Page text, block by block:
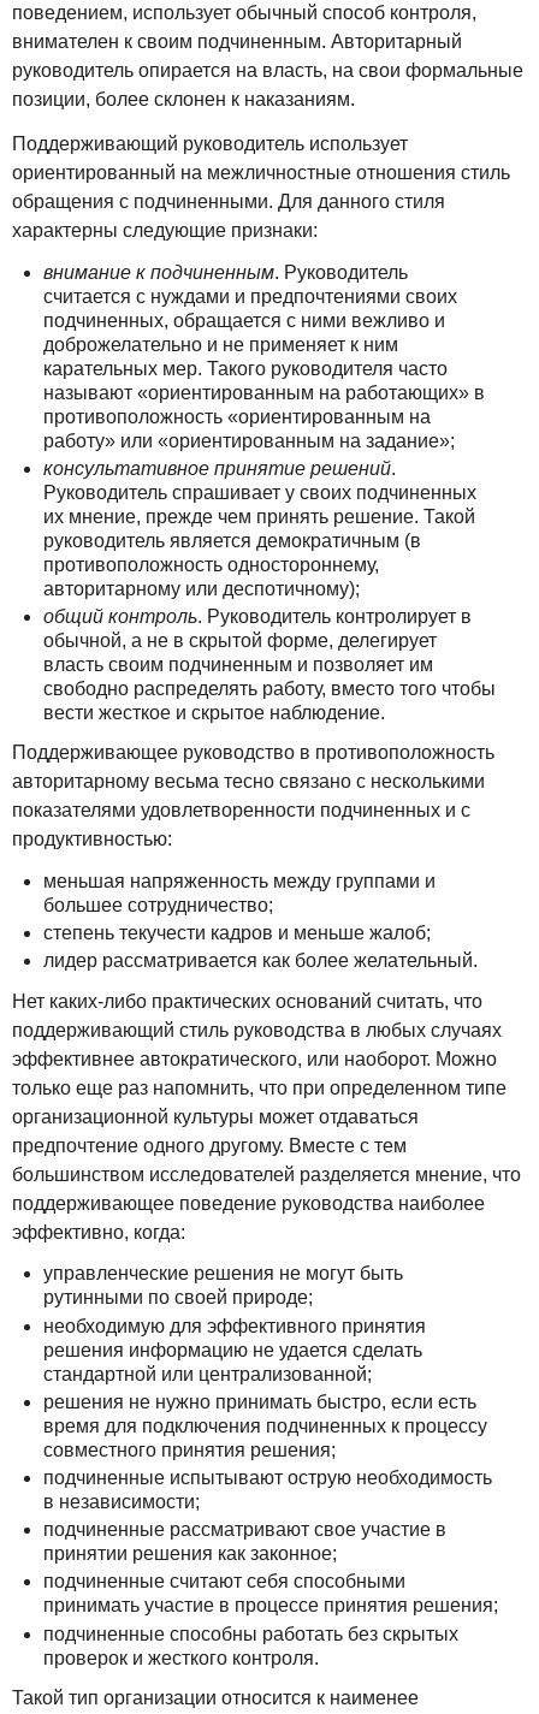
поведением, использует обычный способ контроля,
внимателен к своим подчиненным. Авторитарный
руководитель опирается на власть, на свои формальные
позиции, более склонен к наказаниям.
Поддерживающий руководитель использует
ориентированный на межличностные отношения стиль
обращения с подчиненными. Для данного стиля
характерны следующие признаки:
внимание к подчиненным. Руководитель
считается с нуждами и предпочтениями своих
подчиненных, обращается с ними вежливо и
доброжелательно и не применяет к ним
карательных мер. Такого руководителя часто
называют «ориентированным на работающих» в
противоположность «ориентированным на
работу» или «ориентированным на задание»;
консультативное принятие решений.
Руководитель спрашивает у своих подчиненных
их мнение, прежде чем принять решение. Такой
руководитель является демократичным (в
противоположность одностороннему,
авторитарному или деспотичному);
общий контроль. Руководитель контролирует в
обычной, а не в скрытой форме, делегирует
власть своим подчиненным и позволяет им
свободно распределять работу, вместо того чтобы
вести жесткое и скрытое наблюдение.
Поддерживающее руководство в противоположность
авторитарному весьма тесно связано с несколькими
показателями удовлетворенности подчиненных и с
продуктивностью:
меньшая напряженность между группами и
большее сотрудничество;
степень текучести кадров и меньше жалоб;
лидер рассматривается как более желательный.
Нет каких-либо практических оснований считать, что
поддерживающий стиль руководства в любых случаях
эффективнее автократического, или наоборот. Можно
только еще раз напомнить, что при определенном типе
организационной культуры может отдаваться
предпочтение одного другому. Вместе с тем
большинством исследователей разделяется мнение, что
поддерживающее поведение руководства наиболее
эффективно, когда:
управленческие решения не могут быть
рутинными по своей природе;
необходимую для эффективного принятия
решения информацию не удается сделать
стандартной или централизованной;
решения не нужно принимать быстро, если есть
время для подключения подчиненных к процессу
совместного принятия решения;
подчиненные испытывают острую необходимость
в независимости;
подчиненные рассматривают свое участие в
принятии решения как законное;
подчиненные считают себя способными
принимать участие в процессе принятия решения;
подчиненные способны работать без скрытых
проверок и жесткого контроля.
Такой тип организации относится к наименее